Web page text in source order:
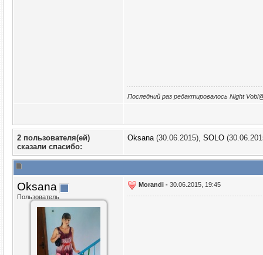
Последний раз редактировалось Night
2 пользователя(ей)
сказали cпасибо:
Oksana(30.06.2015), SOLO
Oksana
Пользователь
Morandi - 30.06.2015, 19:45